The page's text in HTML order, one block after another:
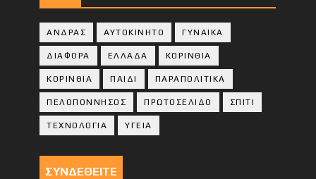
ΑΝΔΡΑΣ ΑΥΤΟΚΙΝΗΤΟ ΓΥΝΑΙΚΑ
ΔΙΑΦΟΡΑ ΕΛΛΑΔΑ ΚΟΡΙΝΘΙΑ
ΚΟΡΙΝΘΙA ΠΑΙΔΙ ΠΑΡΑΠΟΛΙΤΙΚΑ
ΠΕΛΟΠΟΝΝΗΣΟΣ ΠΡΩΤΟΣΕΛΙΔΟ ΣΠΙΤΙ
ΤΕΧΝΟΛΟΓΙΑ ΥΓΕΙΑ
ΣΥΝΔΕΘΕΙΤΕ